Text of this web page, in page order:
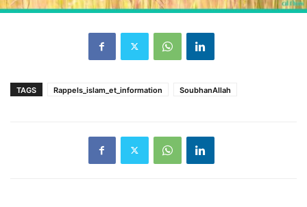
TAGS Rappels_islam_et_information SoubhanAllah